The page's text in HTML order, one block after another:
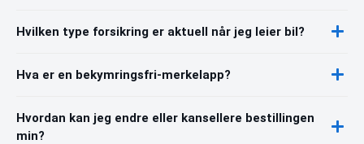
Hvilken type forsikring er aktuell når jeg leier bil?
Hva er en bekymringsfri-merkelapp?
Hvordan kan jeg endre eller kansellere bestillingen
min?